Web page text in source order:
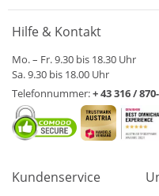
Hilfe & Kontakt
Mo. – Fr. 9.30 bis 18.30 Uhr
Sa. 9.30 bis 18.00 Uhr
Telefonnummer:+ 43 316 /
Kundenservice